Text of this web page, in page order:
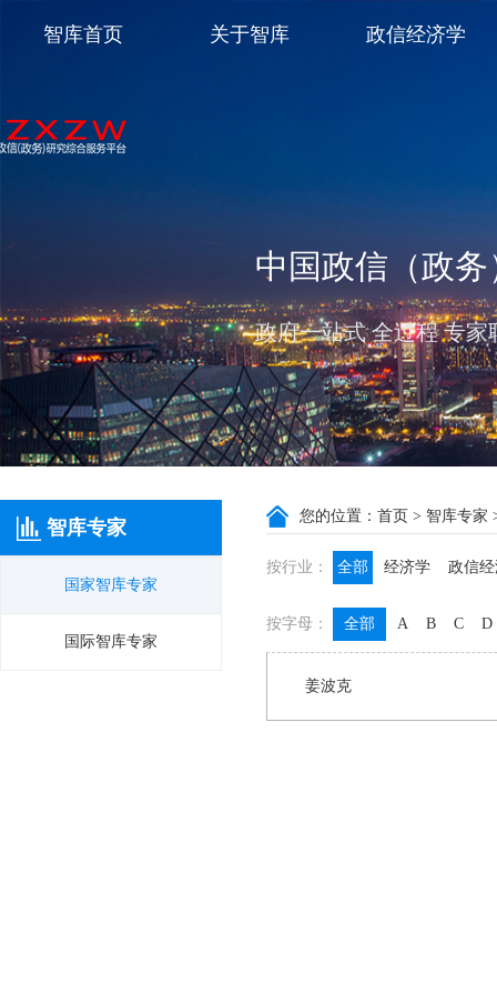
中国政信（政
政府一站式 全过程 专
智库首页 关于智库 政信经济学
智库专家
国家智库专家
国际智库专家
您的位置： 首页 > 智库专家
按行业： 全部 经济学
政信
膳食养生
名医西药
按字母： 全部 A B C D
姜波克